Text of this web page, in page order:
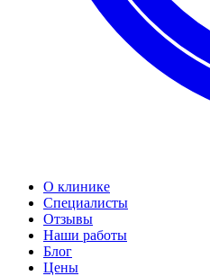
О клинике
Специалисты
Отзывы
Наши работы
Блог
Цены